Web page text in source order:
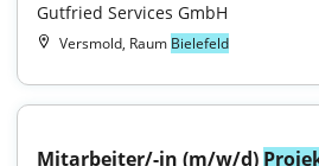
Gutfried Services GmbH
Versmold, Raum Bielefeld
Mitarbeiter/-in (m/w/d)